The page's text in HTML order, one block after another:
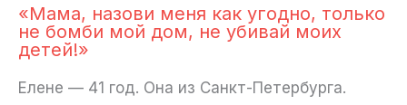
«Мама, назови меня как угодно, только
не бомби мой дом, не убивай моих
детей!»
Елене — 41 год. Она из Санкт-Петербурга.